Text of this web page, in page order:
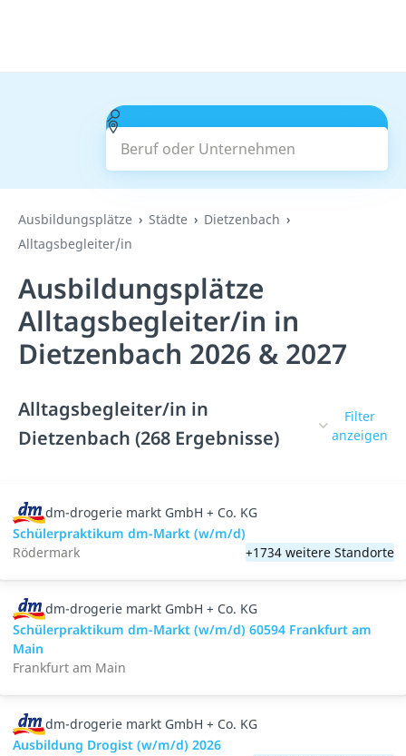
Beruf oder Unternehmen
Suchen
Ausbildungsplätze Städte
Dietzenbach
Alltagsbegleiter/in
Ausbildungsplätze
Alltagsbegleiter/in in
Dietzenbach 2026 & 2027
Alltagsbegleiter/in in
Dietzenbach (268 Ergebnisse)
Filter
anzeigen
dm-drogerie markt GmbH + Co. KG
Schülerpraktikum dm-Markt (w/m/d)
Rödermark
+1734 weitere Standorte
dm-drogerie markt GmbH + Co. KG
Schülerpraktikum dm-Markt (w/m/d) 60594 Frankfurt am
Main
Frankfurt am Main
dm-drogerie markt GmbH + Co. KG
Ausbildung Drogist (w/m/d) 2026